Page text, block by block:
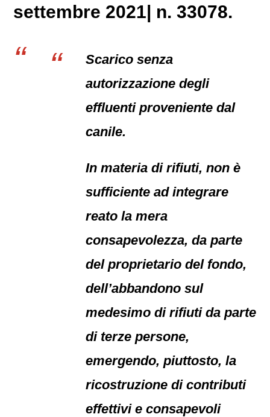
settembre 2021| n. 33078.
Scarico senza
autorizzazione degli
effluenti proveniente dal
canile.
In materia di rifiuti, non è
sufficiente ad integrare
reato la mera
consapevolezza, da parte
del proprietario del fondo,
dell’abbandono sul
medesimo di rifiuti da parte
di terze persone,
emergendo, piuttosto, la
ricostruzione di contributi
effettivi e consapevoli